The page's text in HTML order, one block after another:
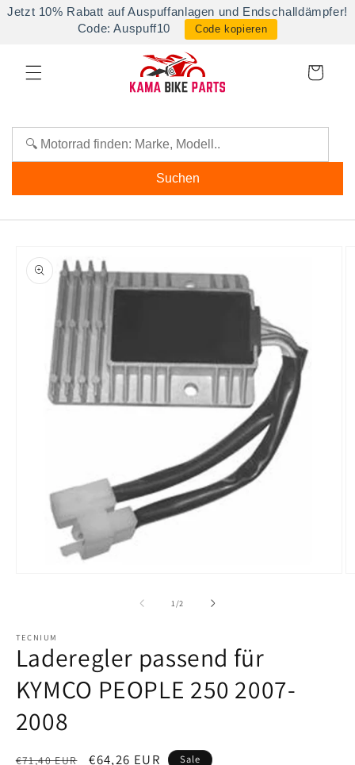
Jetzt 10% Rabatt auf Auspuffanlagen und Endschalldämpfer!
Code: Auspuff10
Code kopieren
Direkt
zum
Warenkorb
Suchen
1/von
2
TECNIUM
Laderegler passend für
KYMCO PEOPLE 250 2007-
2008
Normaler
€71,40 EUR Verkaufspreis
€64,26 EUR Sale